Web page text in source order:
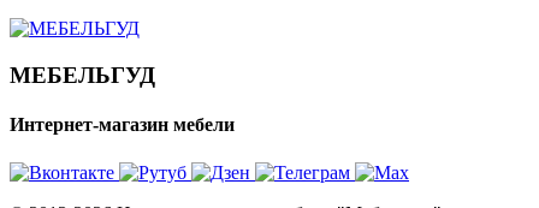
МЕБЕЛЬГУД
Интернет-магазин мебели